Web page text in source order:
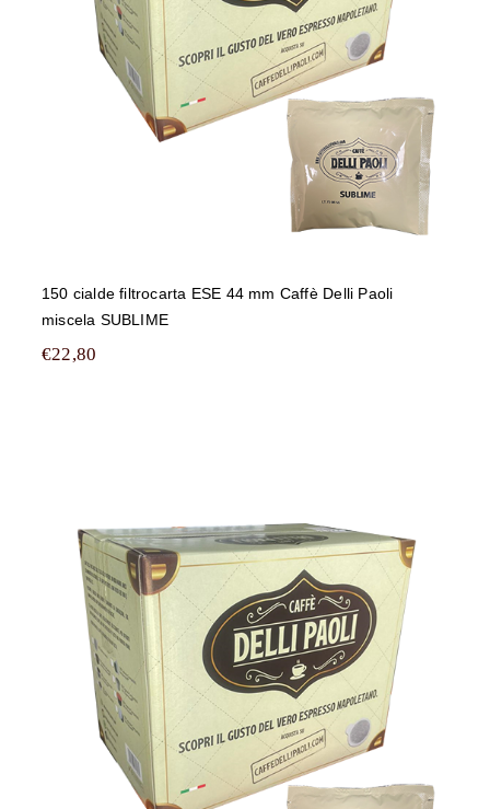
150 cialde filtrocarta ESE 44 mm Caffè Delli Paoli
miscela SUBLIME
€22,80
300 cialde filtrocarta ESE 44 mm
Caffè Delli Paoli miscela SUBLIME